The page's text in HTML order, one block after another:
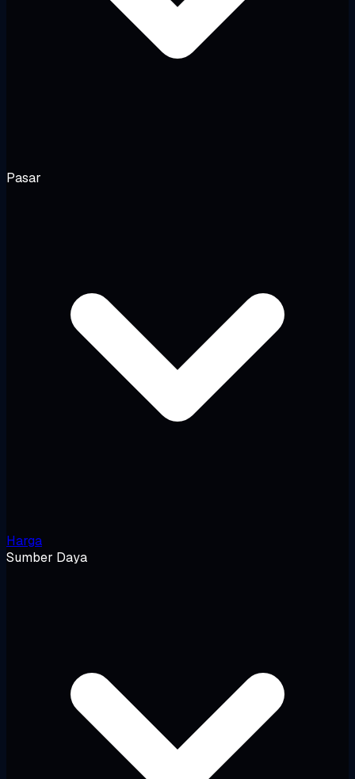
Pasar
Harga
Sumber Daya